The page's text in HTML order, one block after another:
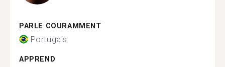
PARLE COURAMMENT
Portugais
APPREND